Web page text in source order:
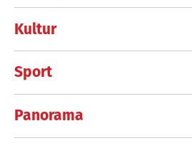
Kultur
Sport
Panorama